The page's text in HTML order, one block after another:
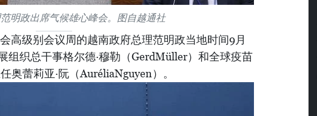
明政出席气候雄心峰会。图自越通社
高级别会议周的越南政府总理范明政当地时间9月
组织总干事格尔德·穆勒（GerdMüller）和全球疫苗
奥蕾莉亚·阮（AuréliaNguyen）。